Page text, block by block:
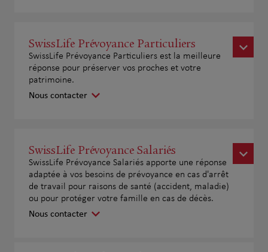
SwissLife Prévoyance Particuliers
SwissLife Prévoyance Particuliers est la meilleure
réponse pour préserver vos proches et votre
patrimoine.
Nous contacter
SwissLife Prévoyance Salariés
SwissLife Prévoyance Salariés apporte une réponse
adaptée à vos besoins de prévoyance en cas d'arrêt
de travail pour raisons de santé (accident, maladie)
ou pour protéger votre famille en cas de décès.
Nous contacter